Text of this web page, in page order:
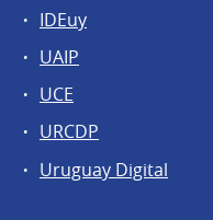
IDEuy
UAIP
UCE
URCDP
Uruguay Digital